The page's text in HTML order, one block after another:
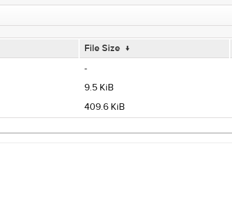
File Size ↓
-
9.5 KiB
409.6 KiB